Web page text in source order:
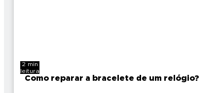
2 min
leitura
Como reparar a bracelete de um relógio?